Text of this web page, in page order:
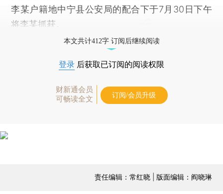
李某户籍地中宁县公安局的配合下于7月30日下午
将李某抓获。
本文共计412字 订阅后继续阅读
登录 后获取已订阅的阅读权限
财新通会员
可畅读全文
订阅/会员升级
责任编辑：常红晓 | 版面编辑：阎晓琳